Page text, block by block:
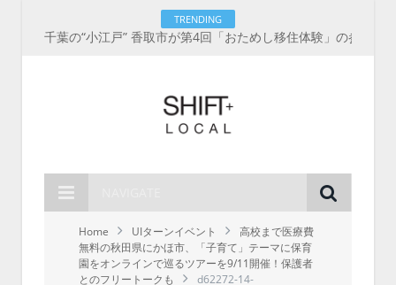
TRENDING
Home UIターンイベント
高校まで医療費
無料の秋田県にかほ市、「子育て」テーマに保育
園をオンラインで巡るツアーを9/11開催！保護者
とのフリートークも
d62272-14-